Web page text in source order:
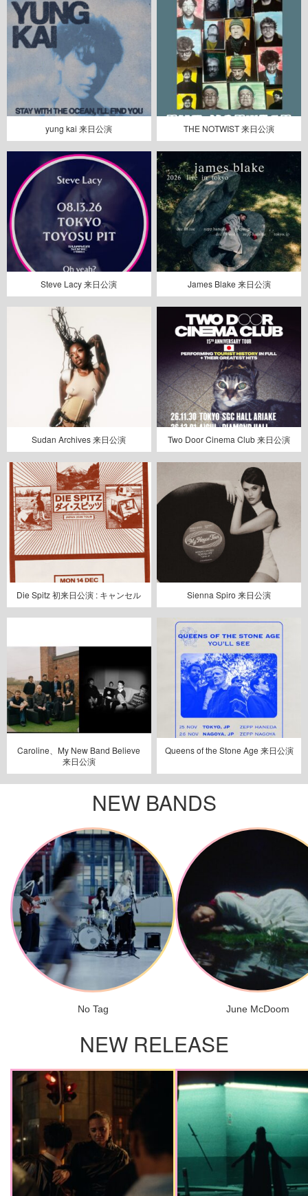
yung kai 来日公演 THE NOTWIST 来日公演
Steve Lacy 来日公演 James Blake 来日公演
Sudan Archives 来日公演 Two Door Cinema Club 来日公演
Die Spitz 初来日公演 : キャンセル Sienna Spiro 来日公演
Caroline、My New Band Believe
来日公演
Queens of the Stone Age 来日公演
NEW BANDS
No Tag June McDoom
NEW RELEASE